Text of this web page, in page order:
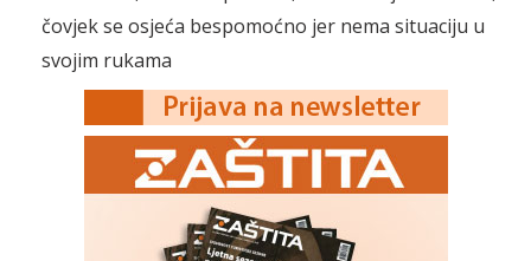
čovjek se osjeća bespomoćno jer nema situaciju u
svojim rukama